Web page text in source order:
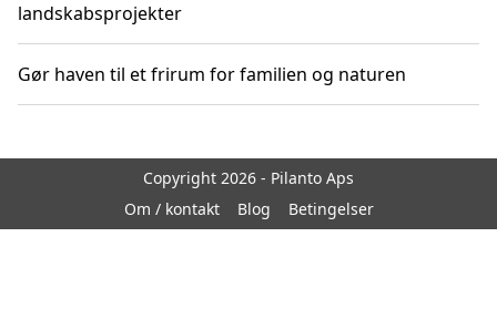
landskabsprojekter
Gør haven til et frirum for familien og naturen
Copyright 2026 - Pilanto Aps
Om / kontakt
Blog Betingelser